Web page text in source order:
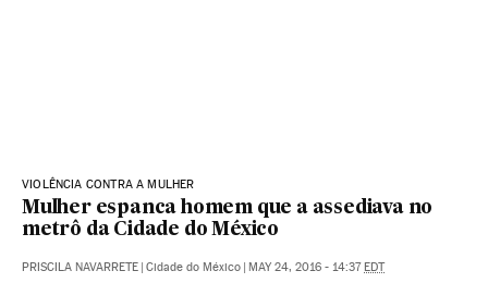
VIOLÊNCIA CONTRA A MULHER
Mulher espanca homem que a assediava no
metrô da Cidade do México
PRISCILA NAVARRETE Cidade do México MAY 24, 2016 - 14:37 EDT